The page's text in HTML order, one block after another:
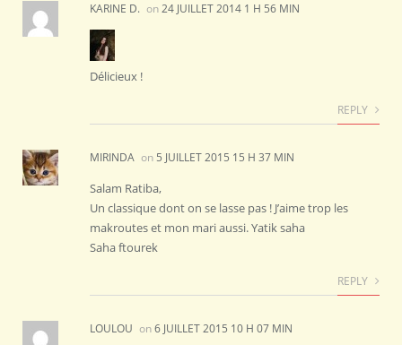
KARINE D. on24 JUILLET 2014 1 H 56 MIN
Délicieux !
REPLY
MIRINDA on 5 JUILLET 2015 15 H 37 MIN
Salam Ratiba,
Un classique dont on se lasse pas ! J’aime trop les
makroutes et mon mari aussi. Yatik saha
Saha ftourek
REPLY
LOULOU on6 JUILLET 2015 10 H 07 MIN